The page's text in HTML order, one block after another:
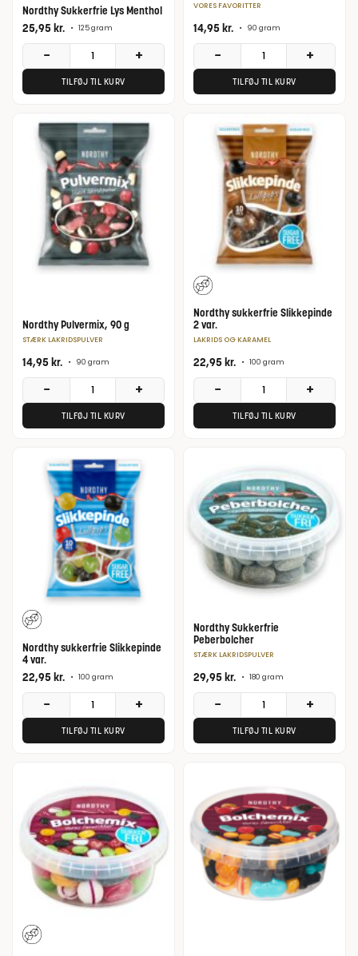
Nordthy Sukkerfrie Lys Menthol
25,95kr. • 125 gram
− +
TILFØJ TIL KURV
VORES FAVORITTER
14,95kr. • 90 gram
− +
TILFØJ TIL KURV
Nordthy Pulvermix, 90 g
STÆRK LAKRIDSPULVER
14,95kr. • 90 gram
− +
TILFØJ TIL KURV
Nordthy sukkerfrie Slikkepinde
2 var.
LAKRIDS OG KARAMEL
22,95kr. • 100 gram
− +
TILFØJ TIL KURV
Nordthy sukkerfrie Slikkepinde
4 var.
22,95kr. • 100 gram
− +
TILFØJ TIL KURV
Nordthy Sukkerfrie
Peberbolcher
STÆRK LAKRIDSPULVER
29,95kr. • 180 gram
− +
TILFØJ TIL KURV